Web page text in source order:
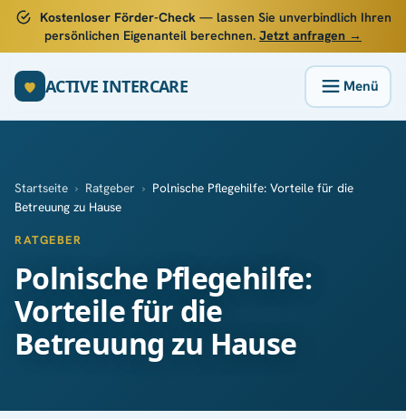
Kostenloser Förder-Check— lassen Sie unverbindlich Ihren
persönlichen Eigenanteil berechnen. Jetzt anfragen →
ACTIVE INTERCARE
Startseite › Ratgeber › Polnische Pflegehilfe: Vorteile für die
Betreuung zu Hause
RATGEBER
Polnische Pflegehilfe:
Vorteile für die
Betreuung zu Hause